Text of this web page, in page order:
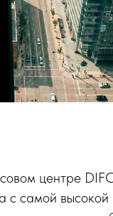
центре
с самой